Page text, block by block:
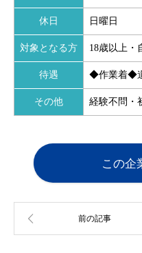
休日 日曜日
対象となる方 18歳以上・
待遇 ◆作業着◆
その他 経験不問・
この企